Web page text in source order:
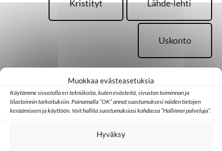
Muokkaa evästeasetuksia
Käytämme sivustolla eri tekniikoita, kuten evästeitä, sivuston toiminnan ja
tilastoinnin tarkoituksiin. Painamalla ”OK” annat suostumuksesi näiden tietojen
keräämiseen ja käyttöön. Voit hallita suostumuksiasi kohdassa ”Hallinnoi palveluja”.
Hyväksy
Kristityt Lähde-lehti
Uskonto
Palaa takaisin pääsivulle